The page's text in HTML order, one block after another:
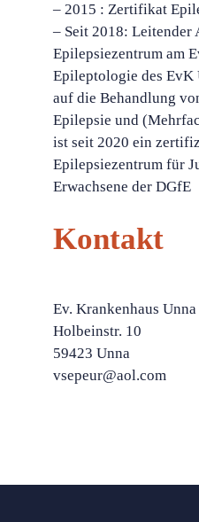
– 2015 : Zertifikat
– Seit 2018: Leitender
Epilepsiezentrum am
Epileptologie des EvK
auf die Behandlung
Epilepsie und
ist seit 2020 ein
Epilepsiezentrum für
Erwachsene der DGfE
Kontakt
Ev. Krankenhaus Unna
Holbeinstr. 10
59423 Unna
vsepeur@aol.com